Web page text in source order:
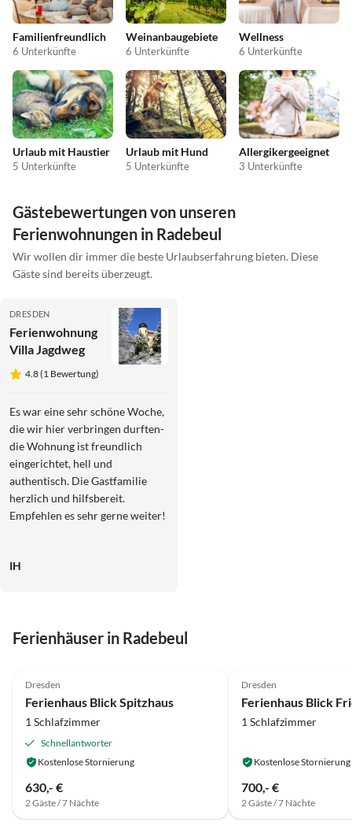
Familienfreundlich
6 Unterkünfte
Weinanbaugebiete
6 Unterkünfte
Wellness
6 Unterkünfte
Urlaub mit Haustier
5 Unterkünfte
Urlaub mit Hund
5 Unterkünfte
Allergikergeeignet
3 Unterkünfte
Gästebewertungen von unseren
Ferienwohnungen in Radebeul
Wir wollen dir immer die beste Urlaubserfahrung bieten. Diese
Gäste sind bereits überzeugt.
DRESDEN
Ferienwohnung
Villa Jagdweg
4.8 (1 Bewertung)
Es war eine sehr schöne Woche,
die wir hier verbringen durften-
die Wohnung ist freundlich
eingerichtet, hell und
authentisch. Die Gastfamilie
herzlich und hilfsbereit.
Empfehlen es sehr gerne weiter!
IH
Ferienhäuser in Radebeul
Dresden
Ferienhaus Blick Spitzhaus
1 Schlafzimmer
Schnellantworter
Kostenlose Stornierung
630,- €
2 Gäste / 7 Nächte
Dresden
Ferienhaus Blick
1 Schlafzimmer
Kostenlose Stornierung
700,- €
2 Gäste / 7 Nächte